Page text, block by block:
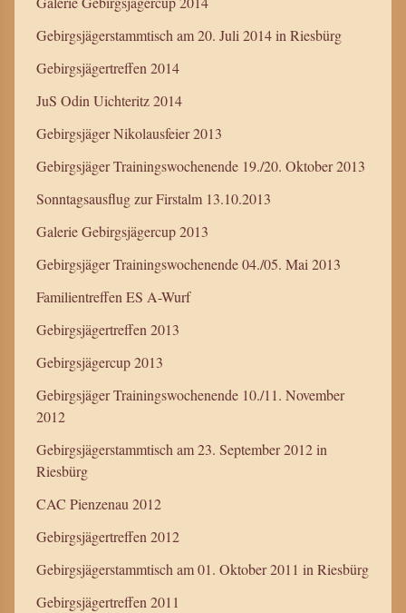
Gebirgsjägerstammtisch am 20. Juli 2014 in Riesbürg
Gebirgsjägertreffen 2014
JuS Odin Uichteritz 2014
Gebirgsjäger Nikolausfeier 2013
Gebirgsjäger Trainingswochenende 19./20. Oktober 2013
Sonntagsausflug zur Firstalm 13.10.2013
Galerie Gebirgsjägercup 2013
Gebirgsjäger Trainingswochenende 04./05. Mai 2013
Familientreffen ES A-Wurf
Gebirgsjägertreffen 2013
Gebirgsjägercup 2013
Gebirgsjäger Trainingswochenende 10./11. November
2012
Gebirgsjägerstammtisch am 23. September 2012 in
Riesbürg
CAC Pienzenau 2012
Gebirgsjägertreffen 2012
Gebirgsjägerstammtisch am 01. Oktober 2011 in Riesbürg
Gebirgsjägertreffen 2011